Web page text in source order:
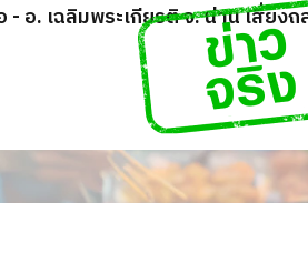
อ. เฉลิมพระเกียรติ จ. น่าน เสี่ยง